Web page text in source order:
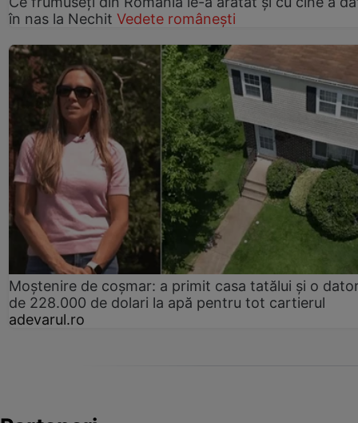
în nas la Nechit Vedete românești
Moștenire de coșmar: a primit casa tatălui și o
de 228.000 de dolari la apă pentru tot cartierul
adevarul.ro